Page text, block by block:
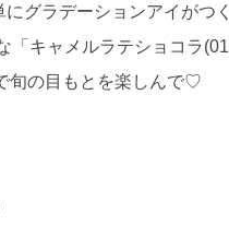
グラデーションアイがつく
「キャメルラテショコラ(01
旬の目もとを楽しんで♡